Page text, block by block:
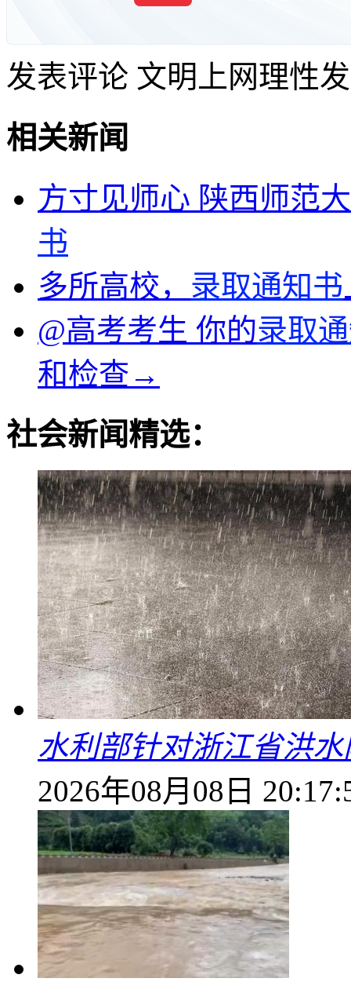
发表评论 文明上网理性
相关新闻
方寸见师心 陕西师范
书
多所高校， 录取通知书
@高考考生 你的录取
和检查→
社会新闻精选：
水利部针对浙江省洪
2026年08月08日